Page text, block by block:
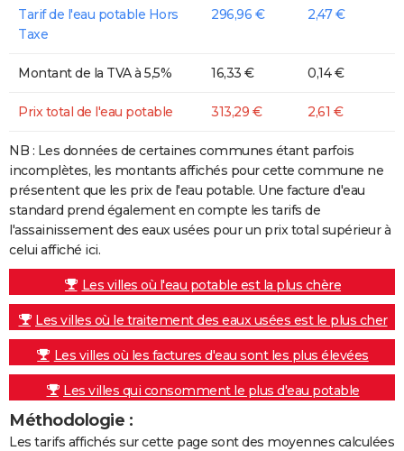
Tarif de l'eau potable Hors
Taxe
296,96 € 2,47 €
Montant de la TVA à 5,5% 16,33 € 0,14 €
Prix total de l'eau potable 313,29 € 2,61 €
NB : Les données de certaines communes étant parfois
incomplètes, les montants affichés pour cette commune ne
présentent que les prix de l'eau potable. Une facture d'eau
standard prend également en compte les tarifs de
l'assainissement des eaux usées pour un prix total supérieur à
celui affiché ici.
Les villes où l'eau potable est la plus chère
Les villes où le traitement des eaux usées est le plus cher
Les villes où les factures d'eau sont les plus élevées
Les villes qui consomment le plus d'eau potable
Méthodologie :
Les tarifs affichés sur cette page sont des moyennes calculées